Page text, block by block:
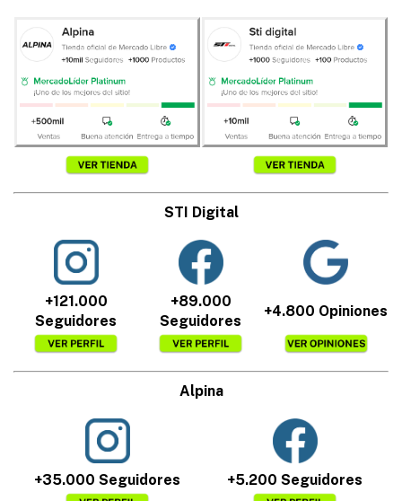
STI Digital
+121.000
Seguidores
+89.000
Seguidores
+4.800 Opiniones
Alpina
+35.000 Seguidores +5.200 Seguidores